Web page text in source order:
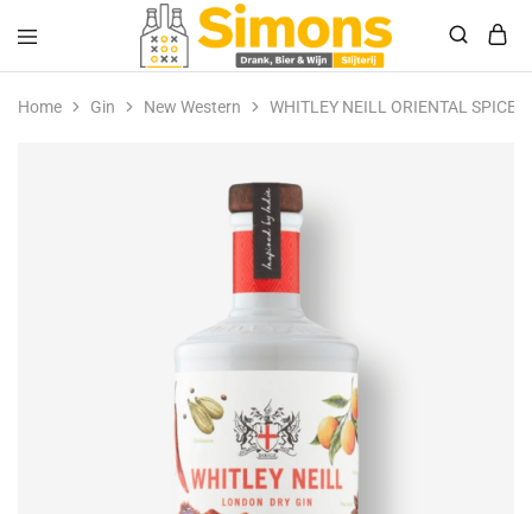
Simonsdrank.nl
Drank,
Bier
&
Home Gin New Western WHITLEY NEILL ORIENTAL SPICED